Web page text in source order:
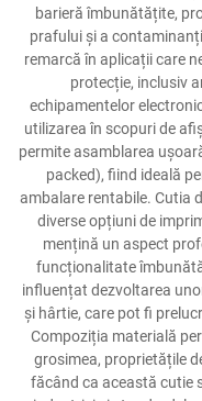
barieră îmbunătățite,
prafului și a
remarcă în aplicații care
protecție, inclusiv
echipamentelor
utilizarea în scopuri de
permite asamblarea
packed), fiind ideală
ambalare rentabile. Cutia
diverse opțiuni de
mențină un aspect
funcționalitate
influențat dezvoltarea
și hârtie, care pot fi
Compoziția materială
grosimea, proprietățile
făcând ca această cutie